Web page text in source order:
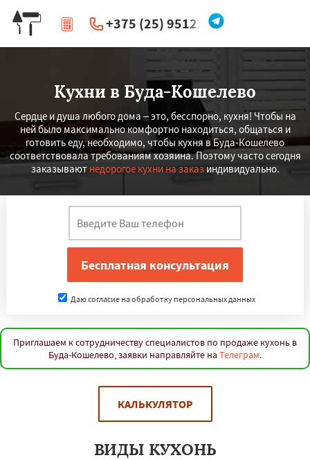
+375 (25) 951234
| Перезвоните мне
Кухни в Буда-Кошелево
Сердце и душа любого дома – это, бесспорно, кухня! Чтобы на
ней было максимально комфортно находиться, общаться и
готовить еду, необходимо, чтобы кухня в Буда-Кошелево
соответствовала требованиям хозяина. Поэтому часто сегодня
заказывают недорогое кухни на заказиндивидуально.
Даю согласие на обработку персональных данных
Приглашаем к сотрудничеству специалистов по продаже кухонь в
Буда-Кошелево, заявки направляйте на Телеграм.
КАЛЬКУЛЯТОР
ВИДЫ КУХОНЬ